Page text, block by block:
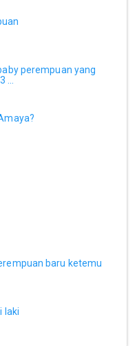
perempuan yang
baru ketemu
laki